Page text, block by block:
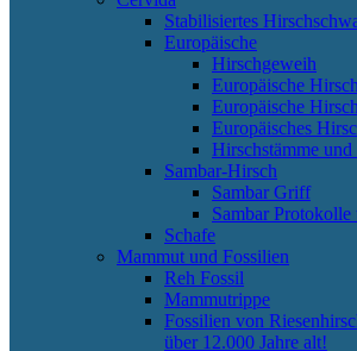
Stabilisiertes
Europäische
Hirschgeweih
Europäische
Europäische
Europäisches
Hirschstämme
Sambar-Hirsch
Sambar Griff
Sambar
Schafe
Mammut und Fossilien
Reh Fossil
Mammutrippe
Fossilien von
über 12.000 Jahre alt!